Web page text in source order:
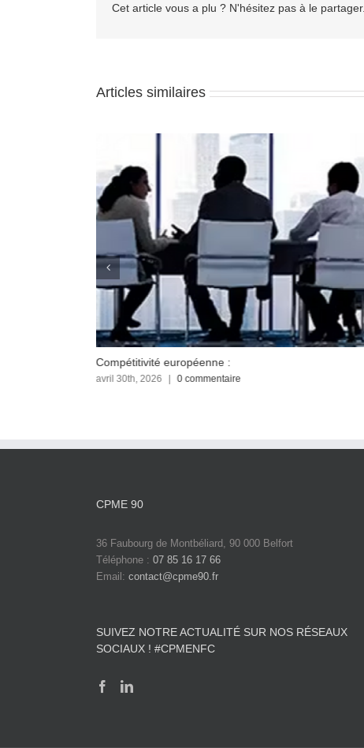
Cet article vous a plu ? N'hésitez pas à le partager.
Articles similaires
Compétitivité européenne :
avril 30th, 2026 0 commentaire
CPME 90
36 Faubourg de Montbéliard, 90 000 Belfort
Téléphone : 07 85 16 17 66
Email: contact@cpme90.fr
SUIVEZ NOTRE ACTUALITÉ SUR NOS RÉSEAUX
SOCIAUX ! #CPMENFC